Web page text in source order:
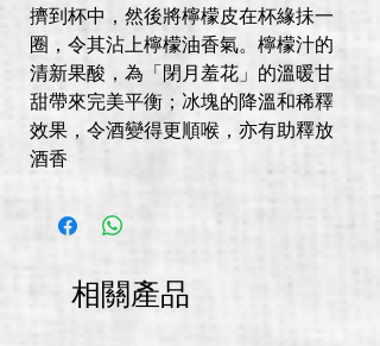
擠到杯中，然後將檸檬皮在杯緣抺一
圈，令其沾上檸檬油香氣。檸檬汁的
清新果酸，為「閉月羞花」的溫暖甘
甜帶來完美平衡；冰塊的降溫和稀釋
效果，令酒變得更順喉，亦有助釋放
酒香
相關產品